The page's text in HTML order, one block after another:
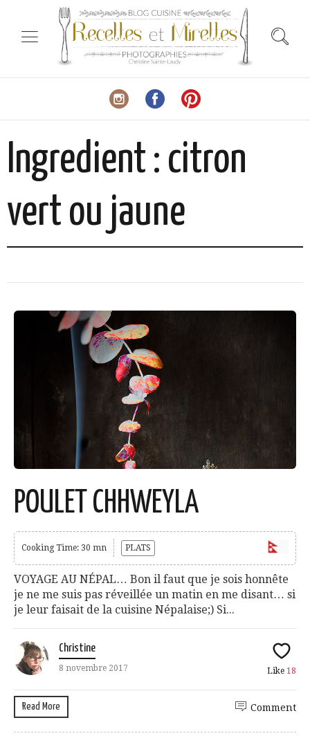
Ingredient : citron
vert ou jaune
POULET CHHWEYLA
Cooking Time: 30 mn PLATS
VOYAGE AU NÉPAL… Bon il faut que je sois honnête
je ne me suis pas réveillée un matin en me disant… si
je leur faisait de la cuisine Népalaise;) Si...
Christine
8 novembre 2017 Like 18
Read More Comment